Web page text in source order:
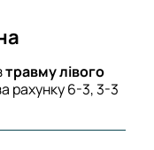
травму лівого
рахунку 6-3, 3-3